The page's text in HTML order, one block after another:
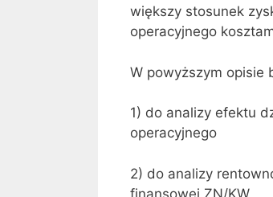
większy stosunek
operacyjnego
W powyższym opisie
1) do analizy efektu
operacyjnego
2) do analizy
finansowej ZN/KW